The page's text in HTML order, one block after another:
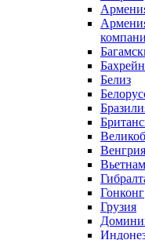
Бахрейн
Белиз
Венгрия
Вьетнам
Гонконг
Грузия